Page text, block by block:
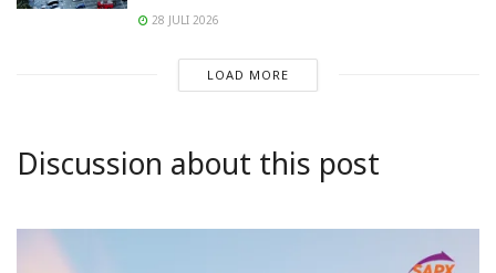
28 JULI 2026
LOAD MORE
Discussion about this post